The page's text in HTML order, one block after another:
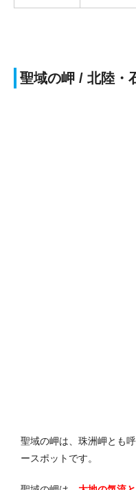
聖域の岬 / 北陸・
聖域の岬は、珠洲岬とも
ースポットです。